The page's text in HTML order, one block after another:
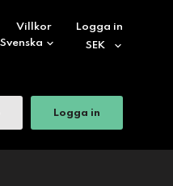
Villkor Logga in
Logga in